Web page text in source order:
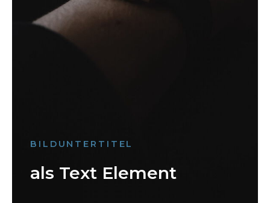
BILDUNTERTITEL
als Text Element